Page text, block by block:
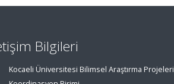
Bilgileri
Kocaeli Üniversitesi Bilimsel Araştırma Projeleri